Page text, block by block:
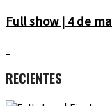
Full show | 4 de
RECIENTES